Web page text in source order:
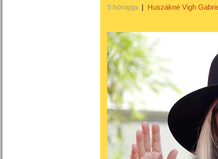
9 hónapja | Huszákné Vigh